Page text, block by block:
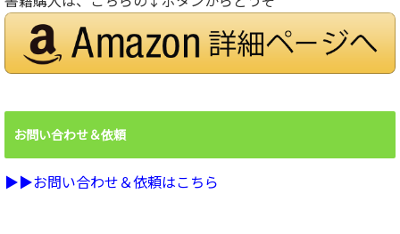
お問い合わせ＆依頼
▶︎▶︎お問い合わせ＆依頼はこちら